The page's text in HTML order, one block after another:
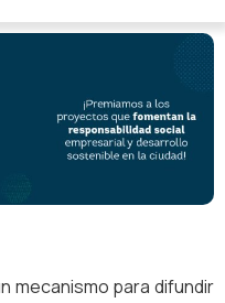
mecanismo para difundir